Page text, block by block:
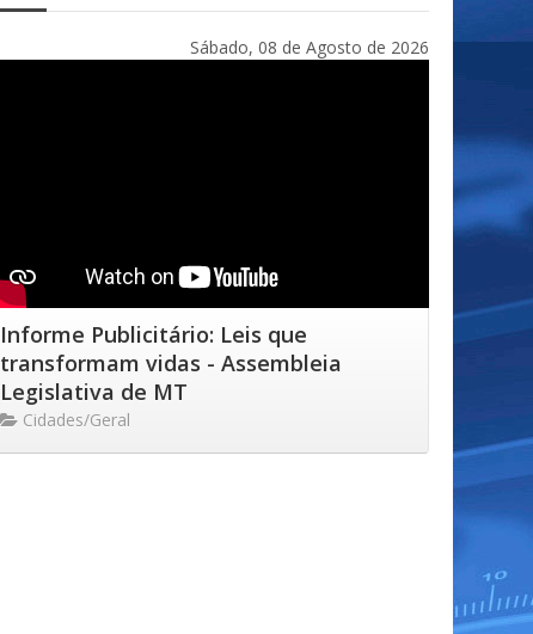
Sábado, 08 de Agosto de 2026
Informe Publicitário: Leis que
transformam vidas - Assembleia
Legislativa de MT
Cidades/Geral